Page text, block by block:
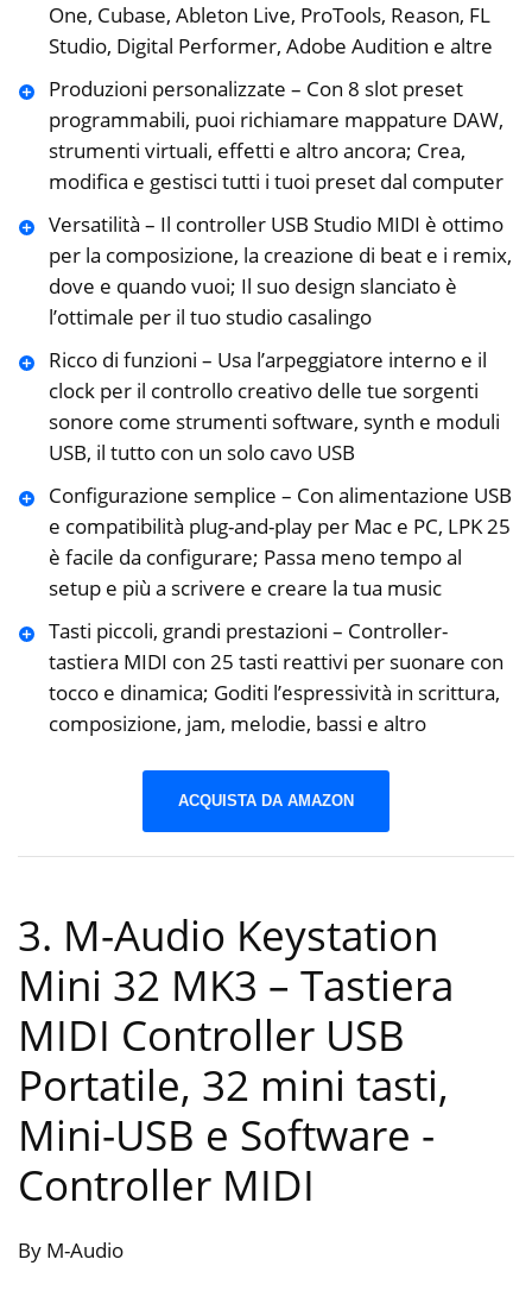
One, Cubase, Ableton Live, ProTools, Reason, FL
Studio, Digital Performer, Adobe Audition e altre
Produzioni personalizzate – Con 8 slot preset
programmabili, puoi richiamare mappature DAW,
strumenti virtuali, effetti e altro ancora; Crea,
modifica e gestisci tutti i tuoi preset dal computer
Versatilità – Il controller USB Studio MIDI è ottimo
per la composizione, la creazione di beat e i remix,
dove e quando vuoi; Il suo design slanciato è
l’ottimale per il tuo studio casalingo
Ricco di funzioni – Usa l’arpeggiatore interno e il
clock per il controllo creativo delle tue sorgenti
sonore come strumenti software, synth e moduli
USB, il tutto con un solo cavo USB
Configurazione semplice – Con alimentazione USB
e compatibilità plug-and-play per Mac e PC, LPK 25
è facile da configurare; Passa meno tempo al
setup e più a scrivere e creare la tua music
Tasti piccoli, grandi prestazioni – Controller-
tastiera MIDI con 25 tasti reattivi per suonare con
tocco e dinamica; Goditi l’espressività in scrittura,
composizione, jam, melodie, bassi e altro
ACQUISTA DA AMAZON
3. M-Audio Keystation
Mini 32 MK3 – Tastiera
MIDI Controller USB
Portatile, 32 mini tasti,
Mini-USB e Software -
Controller MIDI
By M-Audio